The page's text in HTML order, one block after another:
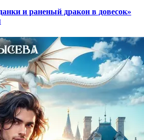
и раненый дракон в довесок»